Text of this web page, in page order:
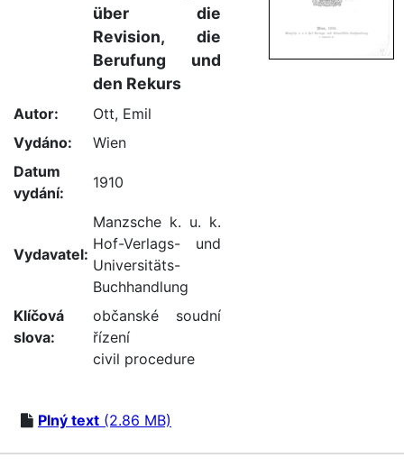
über die
Revision, die
Berufung und
den Rekurs
Autor:
Ott, Emil
Vydáno:
Wien
Datum
vydání:
1910
Vydavatel:
Manzsche k. u. k.
Hof-Verlags- und
Universitäts-
Buchhandlung
Klíčová
slova:
občanské soudní
řízení
civil procedure
Plný text (2.86 MB)